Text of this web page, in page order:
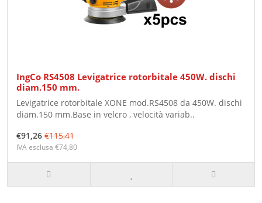
IngCo RS4508 Levigatrice rotorbitale 450W. dischi
diam.150 mm.
Levigatrice rotorbitale XONE mod.RS4508 da 450W. dischi
diam.150 mm.Base in velcro , velocità variab..
€91,26 €115,41
IVA esclusa €74,80